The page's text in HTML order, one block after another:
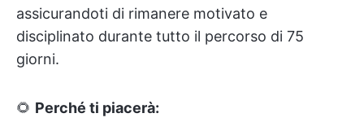
assicurandoti di rimanere motivato e
disciplinato durante tutto il percorso di 75
giorni.
🌻 Perché ti piacerà: